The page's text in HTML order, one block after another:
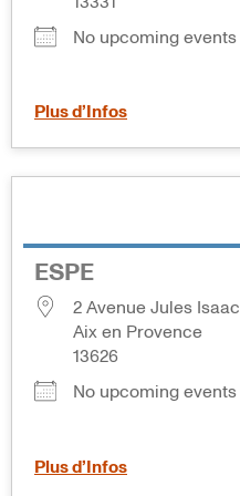
No upcoming events
Plus d’Infos
ESPE
2 Avenue Jules Isaac
Aix en Provence
13626
No upcoming events
Plus d’Infos